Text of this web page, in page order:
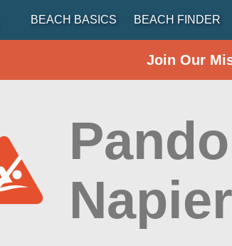
BEACH BASICS BEACH FINDER
Join Our
Napier